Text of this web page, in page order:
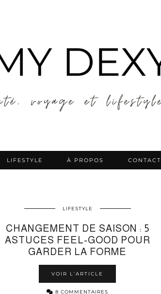
LIFESTYLE À PROPOS CONTACT
LIFESTYLE
CHANGEMENT DE SAISON : 5
ASTUCES FEEL-GOOD POUR
GARDER LA FORME
VOIR L’ARTICLE
8 COMMENTAIRES